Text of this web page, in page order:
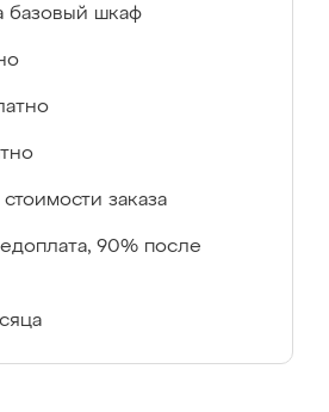
базовый шкаф
заказа
90% после